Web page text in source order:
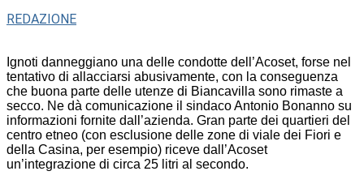
REDAZIONE
Ignoti danneggiano una delle condotte dell’Acoset, forse nel
tentativo di allacciarsi abusivamente, con la conseguenza
che buona parte delle utenze di Biancavilla sono rimaste a
secco. Ne dà comunicazione il sindaco Antonio Bonanno su
informazioni fornite dall’azienda. Gran parte dei quartieri del
centro etneo (con esclusione delle zone di viale dei Fiori e
della Casina, per esempio) riceve dall’Acoset
un’integrazione di circa 25 litri al secondo.